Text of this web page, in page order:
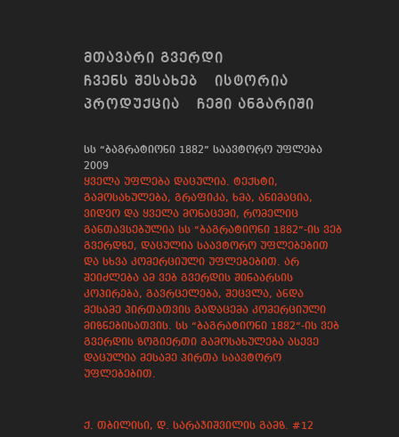
ᲛᲗᲐᲕᲐᲠᲘ ᲒᲕᲔᲠᲓᲘ
ᲩᲕᲔᲜᲡ ᲨᲔᲡᲐᲮᲔᲑ
ᲘᲡᲢᲝᲠᲘᲐ
ᲞᲠᲝᲓᲣᲥᲪᲘᲐ
ᲩᲔᲛᲘ ᲐᲜᲒᲐᲠᲘᲨᲘ
სს “ბაგრატიონი 1882” საავტორო უფლება
2009
ყველა უფლება დაცულია. ტექსტი,
გამოსახულება, გრაფიკა, ხმა, ანიმაცია,
ვიდეო და ყველა მონაცემი, რომელიც
განთავსებულია სს “ბაგრატიონი 1882”-ის ვებ
გვერდზე, დაცულია საავტორო უფლებებით
და სხვა კომერციული უფლებებით. არ
შეიძლება ამ ვებ გვერდის შინაარსის
კოპირება, გავრცელება, შეცვლა, ანდა
მესამე პირთათვის გადაცემა კომერციული
მიზნებისათვის. სს “ბაგრატიონი 1882”-ის ვებ
გვერდის ზოგიერთი გამოსახულება ასევე
დაცულია მესამე პირთა საავტორო
უფლებებით.
ქ. თბილისი, დ. სარაჯიშვილის გამზ. #12